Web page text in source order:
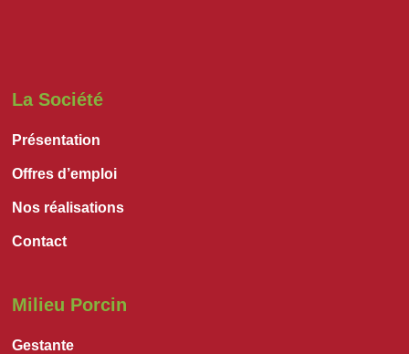
La Société
Présentation
Offres d’emploi
Nos réalisations
Contact
Milieu Porcin
Gestante